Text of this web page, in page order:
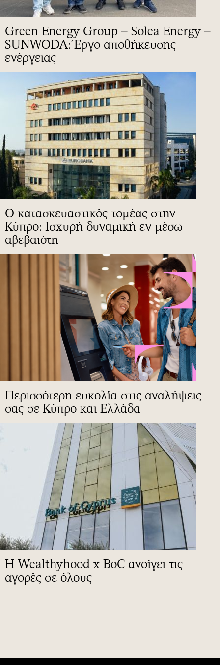
Green Energy Group – Solea Energy –
SUNWODA: Έργο αποθήκευσης
ενέργειας
Ο κατασκευαστικός τομέας στην
Κύπρο: Ισχυρή δυναμική εν μέσω
αβεβαιότη
Περισσότερη ευκολία στις αναλήψεις
σας σε Κύπρο και Ελλάδα
Η Wealthyhood x BoC ανοίγει τις
αγορές σε όλους